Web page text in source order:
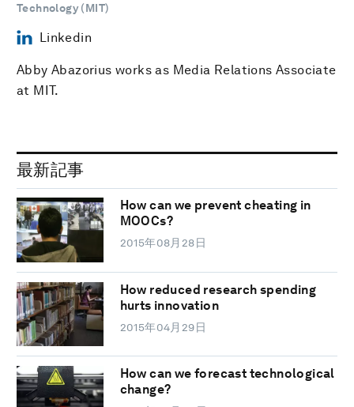
Technology (MIT)
Linkedin
Abby Abazorius works as Media Relations Associate
at MIT.
最新記事
How can we prevent cheating in
MOOCs?
2015年08月28日
How reduced research spending
hurts innovation
2015年04月29日
How can we forecast technological
change?